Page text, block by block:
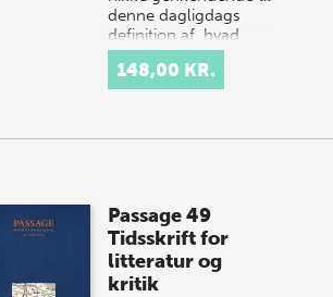
denne dagligdags
definition af, hvad
tone i sp…
148,00 KR.
Passage 49
Tidsskrift for
litteratur og
kritik